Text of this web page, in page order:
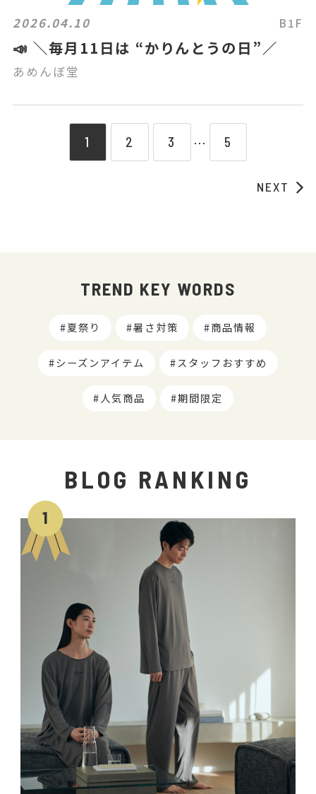
2026.04.10 B1F
📣 ＼毎月11日は “かりんとうの日”／
あめんぼ堂
1 2 3 ⋯ 5
NEXT
TREND KEY WORDS
夏祭り 暑さ対策 商品情報
シーズンアイテム スタッフおすすめ
人気商品 期間限定
BLOG RANKING